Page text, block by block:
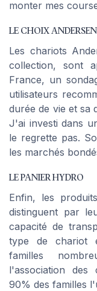
monter mes
LE CHOIX
Les chariots
collection, sont
France, un
utilisateurs
durée de vie et sa
J'ai investi dans
le regrette pas.
les marchés
LE PANIER HYDRO
Enfin, les
distinguent par
capacité de
type de chariot
familles
l'association des
90% des familles